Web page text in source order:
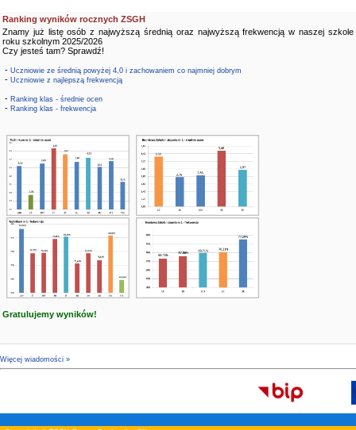
Ranking wyników rocznych ZSGH
Znamy już listę osób z najwyższą średnią oraz najwyższą frekwencją w naszej szkole
roku szkolnym 2025/2026
Czy jesteś tam? Sprawdź!
- Uczniowie ze średnią powyżej 4,0 i zachowaniem co najmniej dobrym
- Uczniowie z najlepszą frekwencją
- Ranking klas - średnie ocen
- Ranking klas - frekwencja
Gratulujemy wyników!
Więcej wiadomości »